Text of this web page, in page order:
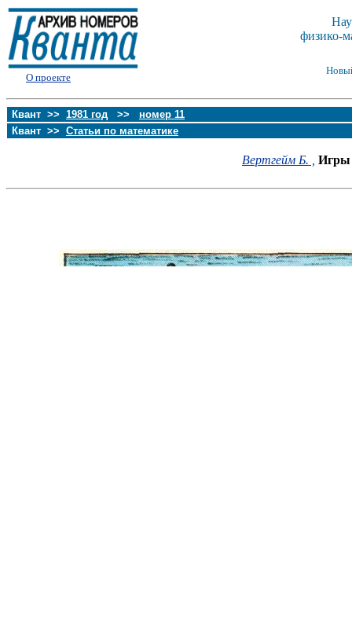
О проекте
физико-
Квант >> 1981 год >> номер 11
Квант >> Статьи по математике
Вертгейм Б. , Игры